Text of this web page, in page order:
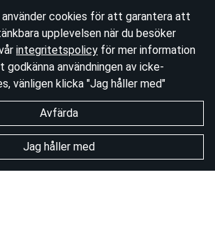
använder cookies för att garantera att
upplevelsen när du besöker
integritetspolicy för mer information
godkänna användningen av icke-
vänligen klicka "Jag håller med"
Avfärda
Jag håller med